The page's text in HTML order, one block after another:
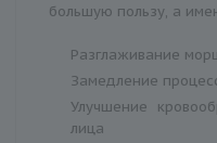
большую пользу, а
Разглаживание
Замедление
Улучшение
лица